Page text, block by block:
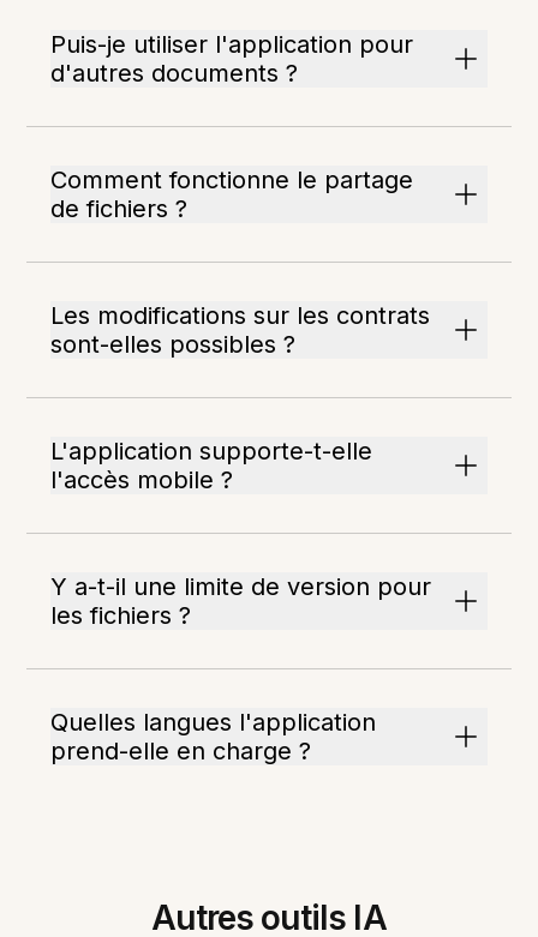
Puis-je utiliser l'application pour
d'autres documents ?
Comment fonctionne le partage
de fichiers ?
Les modifications sur les contrats
sont-elles possibles ?
L'application supporte-t-elle
l'accès mobile ?
Y a-t-il une limite de version pour
les fichiers ?
Quelles langues l'application
prend-elle en charge ?
Autres outils IA